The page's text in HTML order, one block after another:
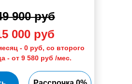
900 руб
000 руб
- 0 руб, со второго
- от 9 580 руб /мес.